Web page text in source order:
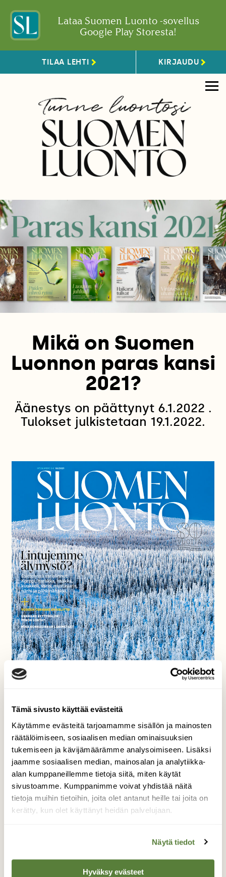
Tämä sivusto käyttää evästeitä
Käytämme evästeitä tarjoamamme sisällön ja mainosten
räätälöimiseen, sosiaalisen median ominaisuuksien
tukemiseen ja kävijämäärämme analysoimiseen. Lisäksi
jaamme sosiaalisen median, mainosalan ja analytiikka-
alan kumppaneillemme tietoja siitä, miten käytät
sivustoamme. Kumppanimme voivat yhdistää näitä
tietoja muihin tietoihin, joita olet antanut heille tai joita on
kerätty, kun olet käyttänyt heidän palvelujaan.
Näytä tiedot
Hyväksy evästeet
Lataa Suomen Luonto -sovellus
Google Play Storesta!
TILAA LEHTI KIRJAUDU
Mikä on Suomen
Luonnon paras kansi
2021?
Äänestys on päättynyt 6.1.2022 .
Tulokset julkistetaan 19.1.2022.
Suomen Luonto 10/2021
Kannen kuva: Markus Sirkka